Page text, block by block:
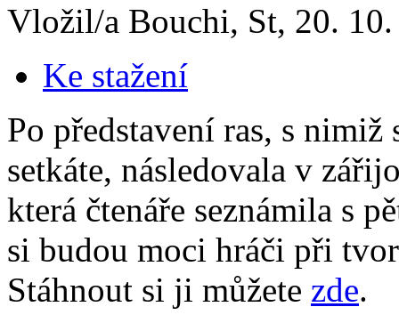
Vložil/a Bouchi, St, 20.
Ke stažení
Po představení ras, s
setkáte, následovala v
která čtenáře seznámila s
si budou moci hráči při
Stáhnout si ji můžete zde.